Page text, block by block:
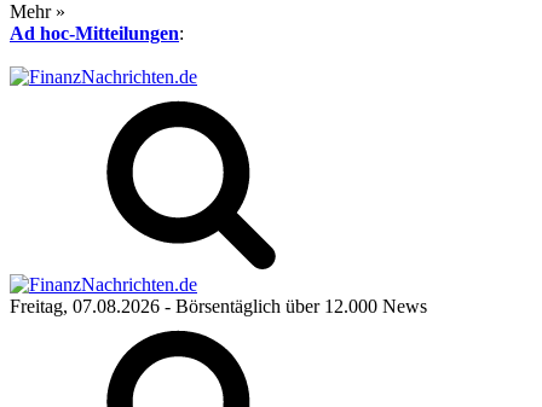
Mehr »
Ad hoc-Mitteilungen:
Freitag, 07.08.2026 - Börsentäglich über 12.000 News